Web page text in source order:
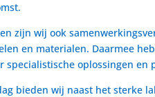
zijn wij ook
en materialen. Daarmee
specialistische oplossingen en
bieden wij naast het sterke